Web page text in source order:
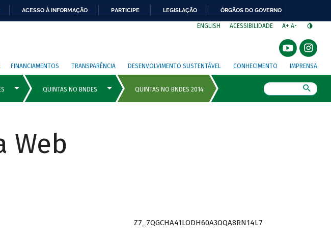
ACESSO À INFORMAÇÃO PARTICIPE LEGISLAÇÃO ÓRGÃOS DO GOVERNO
ENGLISH ACESSIBILIDADE A+ A-
FINANCIAMENTOS TRANSPARÊNCIA DESENVOLVIMENTO SUSTENTÁVEL CONHECIMENTO IMPRENSA
Web
Z7_7QGCHA41LODH60A3OQA8RN14L7